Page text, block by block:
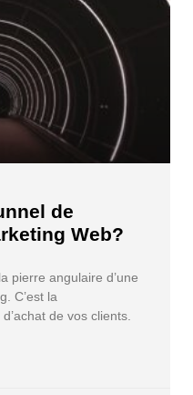
de
Web?
pierre angulaire d’une
C’est la
de vos clients.